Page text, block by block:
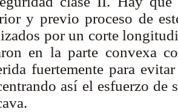
y previo proceso de
por un corte
en la parte convexa
fuertemente para
así el esfuerzo de